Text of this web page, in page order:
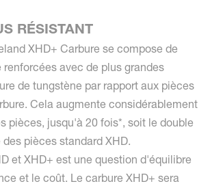
RÉSISTANT
XHD+ Carbure se compose de
avec de plus grandes
de tungstène par rapport aux pièces
Cela augmente considérablement
pièces, jusqu'à 20 fois*, soit le double
pièces standard XHD.
et XHD+ est une question d'équilibre
et le coût. Le carbure XHD+ sera